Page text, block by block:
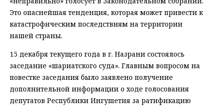
Это опаснейшая тенденция, которая может привести к
катастрофическим последствиям на территории
нашей страны.
15 декабря текущего года в г. Назрани состоялось
заседание «шариатского суда». Главным вопросом на
повестке заседания было заявлено получение
дополнительной информации о ходе голосования
депутатов Республики Ингушетия за ратификацию